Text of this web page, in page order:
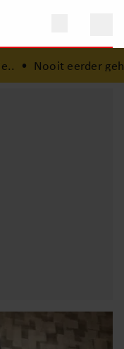
gehoord concert